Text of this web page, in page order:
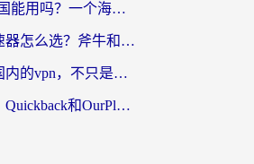
NordVPN 回国能用吗？一个海外用户必须面对的真实困境
海外回国加速器怎么选？斧牛和海龟哪个好？一篇帮你避开坑的实用指南
从匈牙利回国内的vpn，不只是为了刷剧那么简单
海外党必看：Quickback和OurPlay好用吗？3分钟选对回国加速器，无缝刷剧玩游戏